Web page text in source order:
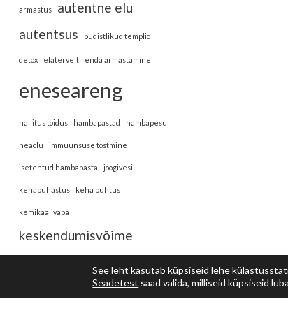
armastus
autentne elu
autentsus
budistlikud templid
detox elatervelt enda armastamine
eneseareng
hallitus toidus hambapastad hambapesu
heaolu immuunsuse tõstmine
isetehtud hambapasta joogivesi
kehapuhastus keha puhtus
kemikaalivaba
keskendumisvõime
meditatsioon
See leht kasutab küpsiseid lehe
Seadetest saad valida, milliseid küpsiseid